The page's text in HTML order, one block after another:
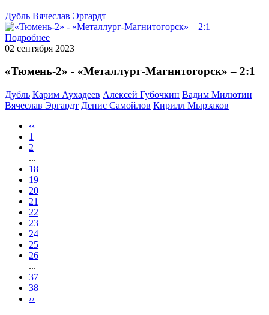
Дубль Вячеслав Эргардт
Подробнее
02 сентября 2023
«Тюмень-2» - «Металлург-Магнитогорск» – 2:1
Дубль Карим Аухадеев Алексей Губочкин Вадим Милютин
Вячеслав Эргардт Денис Самойлов Кирилл Мырзаков
‹‹
1
2
...
18
19
20
21
22
23
24
25
26
...
37
38
››